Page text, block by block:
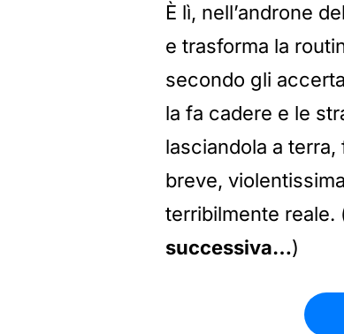
È lì, nell’androne
e trasforma la
secondo gli
la fa cadere e le
lasciandola a
breve,
terribilmente reale.
successiva…)